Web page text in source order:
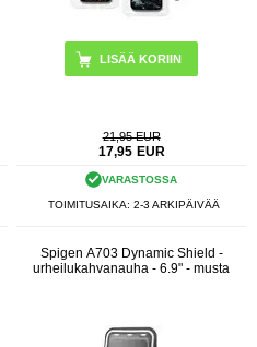
21,95 EUR
17,95 EUR
VARASTOSSA
TOIMITUSAIKA: 2-3 ARKIPÄIVÄÄ
Spigen A703 Dynamic Shield -
urheilukahvanauha - 6.9" - musta